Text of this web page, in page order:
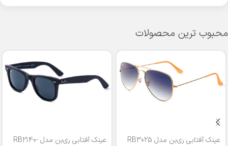
محبوب ترین محصولات
عینک آفتابی ری‌بن مدل RB3025
عینک آفتابی ری‌بن مدل RB2140-